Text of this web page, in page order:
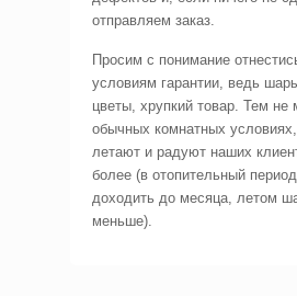
отправляем заказ.
Просим с понимание
условиям гарантии, ведь
цветы, хрупкий товар. Тем не
обычных комнатных
летают и радуют наших
более (в отопительный
доходить до месяца, летом
меньше).